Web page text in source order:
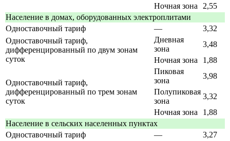
Ночная зона 2,55
Население в домах, оборудованных электроплитами
Одноставочный тариф
—
3,32
Одноставочный тариф,
дифференцированный по двум зонам
суток
Дневная
зона
3,48
Ночная зона
1,88
Одноставочный тариф,
дифференцированный по трем зонам
суток
Пиковая
зона
3,98
Полупиковая
зона
3,32
Ночная зона
1,88
Население в сельских населенных пунктах
Одноставочный тариф
—
3,27